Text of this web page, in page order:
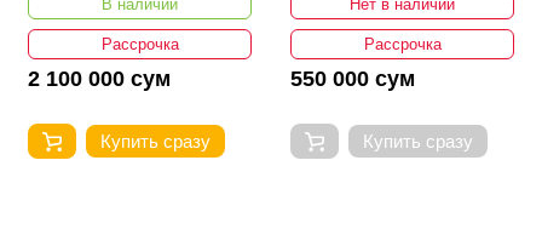
В наличии
Рассрочка
2 100 000 сум
Купить сразу
Нет в наличии
Рассрочка
550 000 сум
Купить сразу